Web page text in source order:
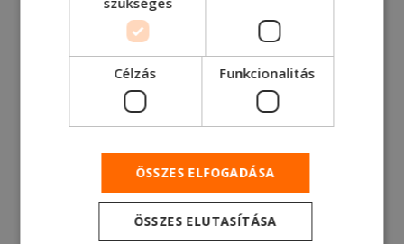
támogatja a motorsportot. „A nemzetközi piac
egyik legnagyobb nehézgépjármű-gyártójaként, a
Ford Trucks ötvözi 60 év gyártási tapasztalatát a
piaci igényeknek megfelelő termékek fejlesztési
képességével. Folyamatosan növekszünk a Közel-
sokat fektetünk a motorsportok támogatásába.
ápolunk a VDR Truck Racing csapatával. A
járműveket alávetettük a verseny körülményeit
Célzás Funkcionalitás
ÖSSZES ELFOGADÁSA
ÖSSZES ELUTASÍTÁSA